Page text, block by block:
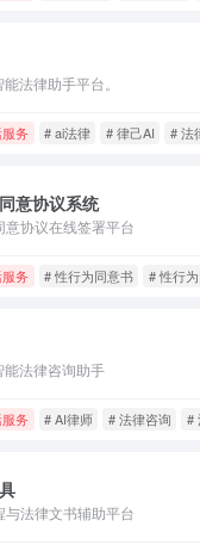
法律助手平台。
务 # ai法律 # 律己AI # 法
意协议系统
意协议在线签署平台
务 # 性行为同意书 # 性行
能法律咨询助手
务 # AI律师 # 法律咨询 #
与法律文书辅助平台